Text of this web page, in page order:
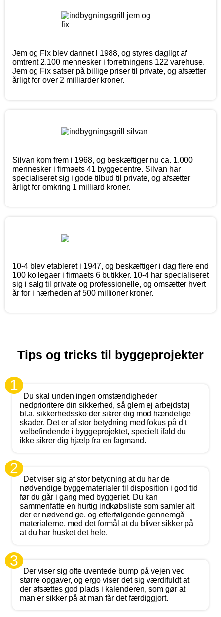
Jem og Fix blev dannet i 1988, og styres dagligt af
omtrent 2.100 mennesker i forretningens 122 varehuse.
Jem og Fix satser på billige priser til private, og afsætter
årligt for over 2 milliarder kroner.
Silvan kom frem i 1968, og beskæftiger nu ca. 1.000
mennesker i firmaets 41 byggecentre. Silvan har
specialiseret sig i gode tilbud til private, og afsætter
årligt for omkring 1 milliard kroner.
10-4 blev etableret i 1947, og beskæftiger i dag flere end
100 kollegaer i firmaets 6 butikker. 10-4 har specialiseret
sig i salg til private og professionelle, og omsætter hvert
år for i nærheden af 500 millioner kroner.
Tips og tricks til byggeprojekter
1
Du skal unden ingen omstændigheder
nedprioritere din sikkerhed, så glem ej arbejdstøj
bl.a. sikkerhedssko der sikrer dig mod hændelige
skader. Det er af stor betydning med fokus på dit
velbefindende i byggeprojektet, specielt ifald du
ikke sikrer dig hjælp fra en fagmand.
2
Det viser sig af stor betydning at du har de
nødvendige byggematerialer til disposition i god tid
før du går i gang med byggeriet. Du kan
sammenfatte en hurtig indkøbsliste som samler alt
der er nødvendige, og efterfølgende gennemgå
materialerne, med det formål at du bliver sikker på
at du har husket det hele.
3
Der viser sig ofte uventede bump på vejen ved
større opgaver, og ergo viser det sig værdifuldt at
der afsættes god plads i kalenderen, som gør at
man er sikker på at man får det færdiggjort.